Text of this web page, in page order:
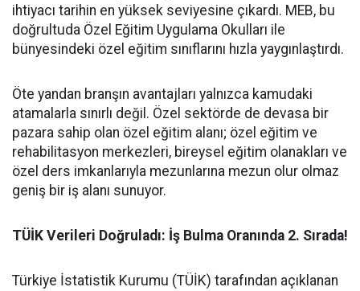
ihtiyacı tarihin en yüksek seviyesine çıkardı. MEB, bu
doğrultuda Özel Eğitim Uygulama Okulları ile
bünyesindeki özel eğitim sınıflarını hızla yaygınlaştırdı.
​Öte yandan branşın avantajları yalnızca kamudaki
atamalarla sınırlı değil. Özel sektörde de devasa bir
pazara sahip olan özel eğitim alanı; özel eğitim ve
rehabilitasyon merkezleri, bireysel eğitim olanakları ve
özel ders imkanlarıyla mezunlarına mezun olur olmaz
geniş bir iş alanı sunuyor.
​TÜİK Verileri Doğruladı: İş Bulma Oranında 2. Sırada!
​Türkiye İstatistik Kurumu (TÜİK) tarafından açıklanan